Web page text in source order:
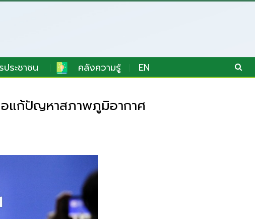
ประชาชน คลังความรู้ EN
อแก้ปัญหาสภาพภูมิอากาศ